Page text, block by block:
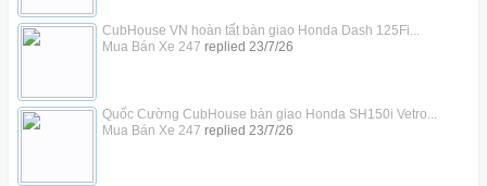
CubHouse VN hoàn tất bàn giao Honda Dash 125Fi...
Mua Bán Xe 247 replied 23/7/26
Quốc Cường CubHouse bàn giao Honda SH150i Vetro...
Mua Bán Xe 247 replied 23/7/26